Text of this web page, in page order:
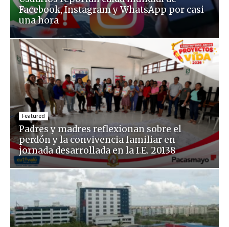
Facebook, Instagram y WhatsApp por casi
una hora
Featured
Padres y madres reflexionan sobre el
perdón y la convivencia familiar en
jornada desarrollada en la I.E. 20138